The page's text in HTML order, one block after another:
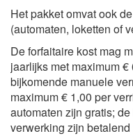
Het pakket omvat ook
(automaten, loketten of
De forfaitaire kost mag
jaarlijks met maximum
bijkomende manuele
maximum € 1,00 per
automaten zijn gratis;
verwerking zijn